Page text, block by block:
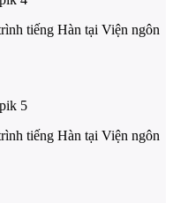
tiếng Hàn tại Viện ngôn
5
tiếng Hàn tại Viện ngôn